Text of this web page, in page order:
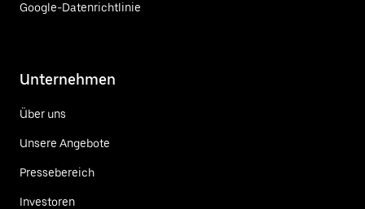
Google-Datenrichtlinie
Unternehmen
Über uns
Unsere Angebote
Pressebereich
Investoren